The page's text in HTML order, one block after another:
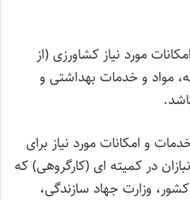
و امکانات مورد نیاز کشاورزی (‌از
مواد و خدمات بهداشتی و
خدمات و امکانات مورد نیاز برای
در کمیته ای (‌کارگروهی) که
کشور، وزارت جهاد سازندگی،